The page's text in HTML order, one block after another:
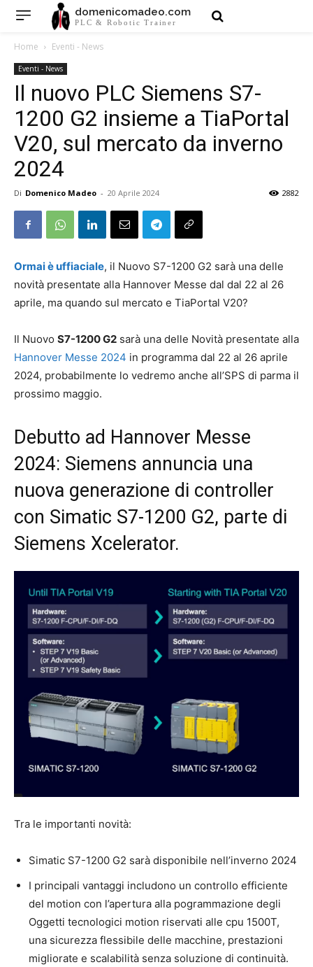
domenicomadeo.com
PLC & Robotic Trainer
Home Eventi - News
Eventi - News
Il nuovo PLC Siemens S7-
1200 G2 insieme a TiaPortal
V20, sul mercato da inverno
2024
Di Domenico Madeo - 20 Aprile 2024 2882
Ormai è uffiaciale, il Nuovo S7-1200 G2 sarà una delle
novità presentate alla Hannover Messe dal dal 22 al 26
aprile, ma quando sul mercato e TiaPortal V20?
Il Nuovo S7-1200 G2 sarà una delle Novità presentate alla
Hannover Messe 2024 in programma dal 22 al 26 aprile
2024, probabilmente lo vedremo anche all’SPS di parma il
prossimo maggio.
Debutto ad Hannover Messe
2024: Siemens annuncia una
nuova generazione di controller
con Simatic S7-1200 G2, parte di
Siemens Xcelerator.
Tra le importanti novità:
Simatic S7-1200 G2 sarà disponibile nell’inverno 2024
I principali vantaggi includono un controllo efficiente
del motion con l’apertura alla pogrammazione degli
Oggetti tecnologici motion riservati alle cpu 1500T,
una sicurezza flessibile delle macchine, prestazioni
migliorate e scalabilità senza soluzione di continuità.